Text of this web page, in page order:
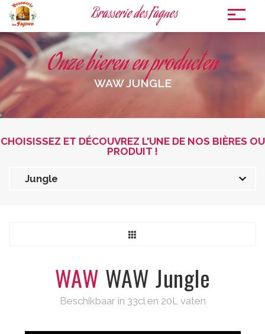
Brasserie des Fagnes
Onze bieren en producten
WAW JUNGLE
CHOISISSEZ ET DÉCOUVREZ L'UNE DE NOS BIÈRES OU
PRODUIT !
WAW WAW Jungle
Beschikbaar in 33cl en 20L vaten